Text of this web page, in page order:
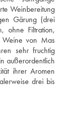
Weinbereitung
Gärung (drei
ohne Filtration,
von Mas
sehr fruchtig
außerordentlich
ihrer Aromen
drei bis